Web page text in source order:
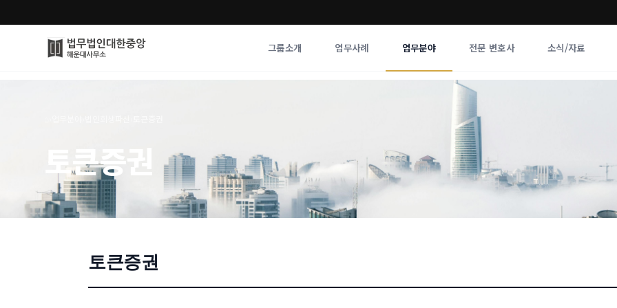
그룹소개 업무사례 업무분야 전문 변호사 소식/자료
통합검색
사례분석/최신동향
법률정보
법률지식인
토큰증권
토큰증권